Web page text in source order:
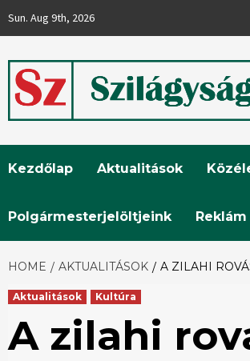
Sun. Aug 9th, 2026
Szó
Kezdőlap Aktualitások
Polgármesterjelöltjeink Reklám
HOME AKTUALITÁSOK A ZILAHI
Aktualitások Kultúra
A zilahi